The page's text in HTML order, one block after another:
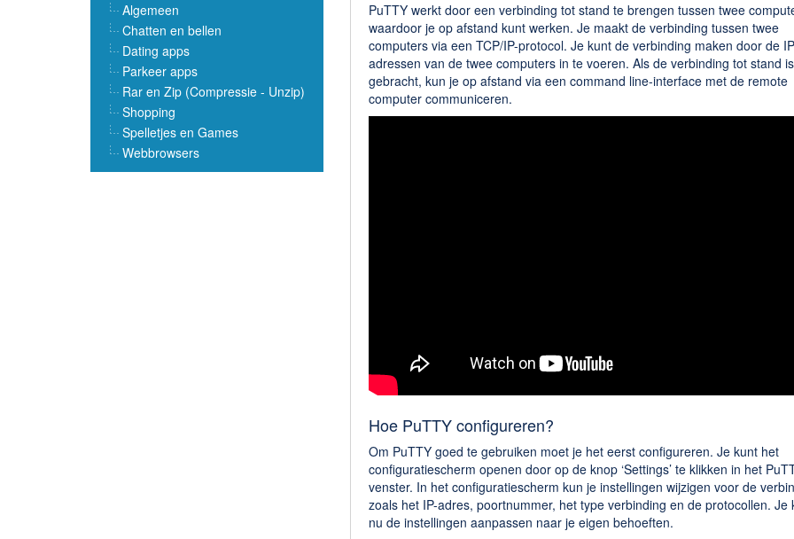
Algemeen
Chatten en bellen
Dating apps
Parkeer apps
Rar en Zip (Compressie - Unzip)
Shopping
Spelletjes en Games
Webbrowsers
PuTTY werkt door een verbinding tot stand te brengen tussen twee
waardoor je op afstand kunt werken. Je maakt de verbinding tussen twee
computers via een TCP/IP-protocol. Je kunt de verbinding maken door de
adressen van de twee computers in te voeren. Als de verbinding tot stand is
gebracht, kun je op afstand via een command line-interface met de remote
computer communiceren.
Hoe PuTTY configureren?
Om PuTTY goed te gebruiken moet je het eerst configureren. Je kunt het
configuratiescherm openen door op de knop ‘Settings’ te klikken in het
venster. In het configuratiescherm kun je instellingen wijzigen voor de
zoals het IP-adres, poortnummer, het type verbinding en de protocollen. Je
nu de instellingen aanpassen naar je eigen behoeften.